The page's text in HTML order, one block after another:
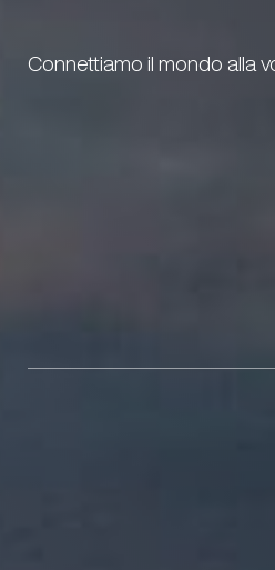
Connettiamo il mondo alla